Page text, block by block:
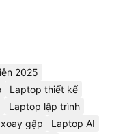
2025
Laptop thiết kế
Laptop lập trình
gập
Laptop AI